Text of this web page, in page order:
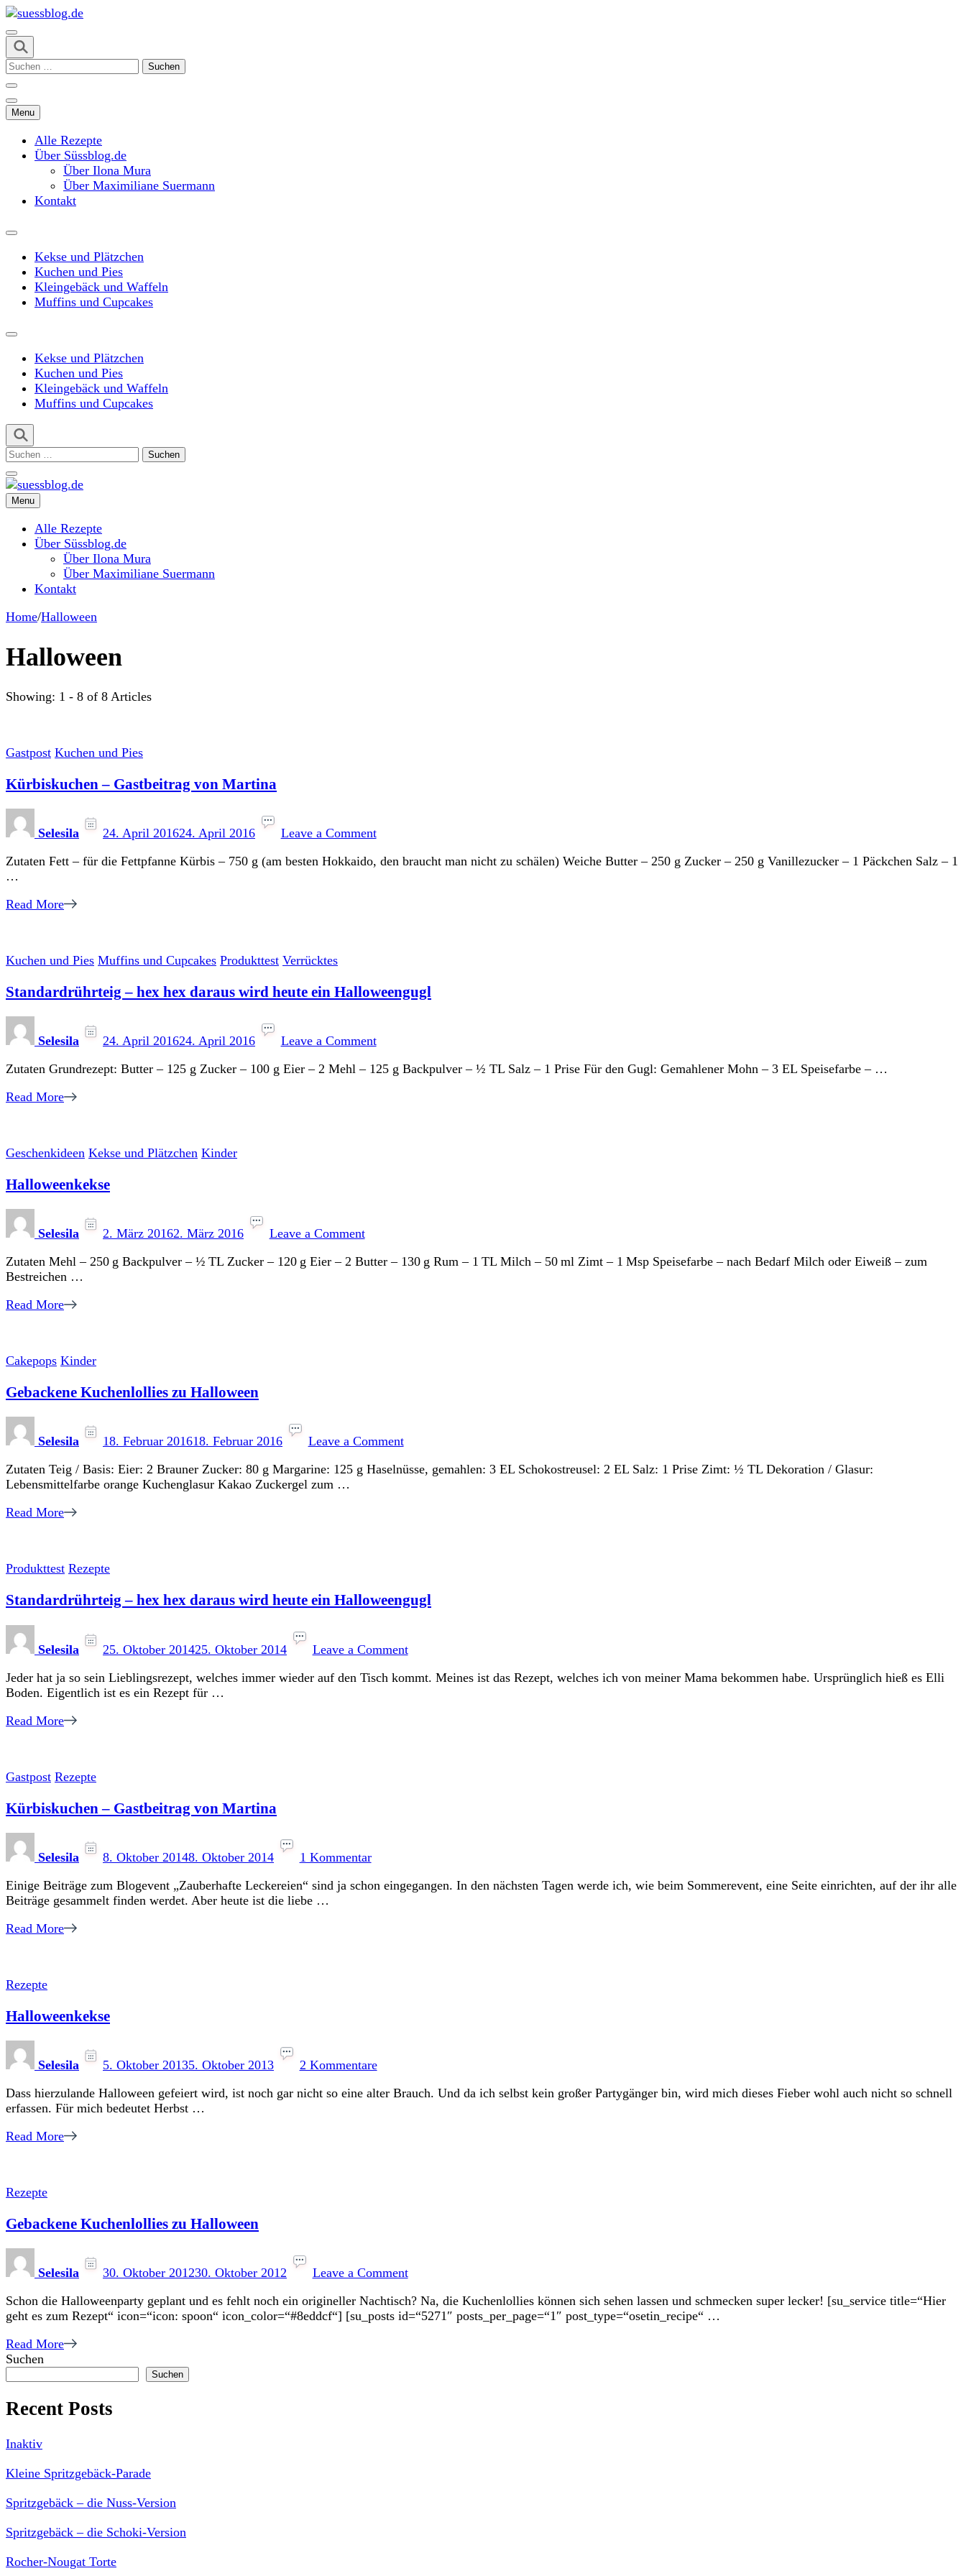
Skip
to
content
(Press
Enter)
suessblog.de
Suchen
Menu
Alle Rezepte
Über Süssblog.de
Über Ilona Mura
Über Maximiliane Suermann
Kontakt
Kekse und Plätzchen
Kuchen und Pies
Kleingebäck und Waffeln
Muffins und Cupcakes
Kekse und Plätzchen
Kuchen und Pies
Kleingebäck und Waffeln
Muffins und Cupcakes
Suchen
suessblog.de
Menu
Alle Rezepte
Über Süssblog.de
Über Ilona Mura
Über Maximiliane Suermann
Kontakt
Home/Halloween
Halloween
Showing: 1 - 8 of 8 Articles
Gastpost Kuchen und Pies
Kürbiskuchen – Gastbeitrag von Martina
Selesila 24. April 201624. April 2016 Leave a CommentKürbiskuchen
Gastbeitrag
Zutaten Fett – für die Fettpfanne Kürbis – 750 g (am besten Hokkaido, den braucht man nicht zu schälen) Weiche Butter – 250 g Zucker – 250 g Vanillezucker – 1 Päckchen Salz – 1
…
Read More
Kuchen und Pies Muffins und Cupcakes Produkttest Verrücktes
Standardrührteig – hex hex daraus wird heute ein Halloweengugl
Selesila 24. April 201624. April 2016 Leave a CommentStandardrührteig
hex
Zutaten Grundrezept: Butter – 125 g Zucker – 100 g Eier – 2 Mehl – 125 g Backpulver – ½ TL Salz – 1 Prise Für den Gugl: Gemahlener Mohn – 3 EL Speisefarbe – …
Read More
Geschenkideen Kekse und Plätzchen Kinder
Halloweenkekse
Selesila 2. März 20162. März 2016 Leave a CommentHalloweenkekse
Zutaten Mehl – 250 g Backpulver – ½ TL Zucker – 120 g Eier – 2 Butter – 130 g Rum – 1 TL Milch – 50 ml Zimt – 1 Msp Speisefarbe – nach Bedarf Milch oder Eiweiß – zum
Bestreichen …
Read More
Cakepops Kinder
Gebackene Kuchenlollies zu Halloween
Selesila 18. Februar 201618. Februar 2016 Leave a CommentGebackene
zu
Zutaten Teig / Basis: Eier: 2 Brauner Zucker: 80 g Margarine: 125 g Haselnüsse, gemahlen: 3 EL Schokostreusel: 2 EL Salz: 1 Prise Zimt: ½ TL Dekoration / Glasur:
Lebensmittelfarbe orange Kuchenglasur Kakao Zuckergel zum …
Read More
Produkttest Rezepte
Standardrührteig – hex hex daraus wird heute ein Halloweengugl
Selesila 25. Oktober 201425. Oktober 2014 Leave a CommentStandardrührteig
hex
Jeder hat ja so sein Lieblingsrezept, welches immer wieder auf den Tisch kommt. Meines ist das Rezept, welches ich von meiner Mama bekommen habe. Ursprünglich hieß es Elli
Boden. Eigentlich ist es ein Rezept für …
Read More
Gastpost Rezepte
Kürbiskuchen – Gastbeitrag von Martina
Selesila 8. Oktober 20148. Oktober 2014 1 KommentarKürbiskuchen
Gastbeitrag
Einige Beiträge zum Blogevent „Zauberhafte Leckereien“ sind ja schon eingegangen. In den nächsten Tagen werde ich, wie beim Sommerevent, eine Seite einrichten, auf der ihr alle
Beiträge gesammelt finden werdet. Aber heute ist die liebe …
Read More
Rezepte
Halloweenkekse
Selesila 5. Oktober 20135. Oktober 2013 2 KommentareHalloweenkekse
Dass hierzulande Halloween gefeiert wird, ist noch gar nicht so eine alter Brauch. Und da ich selbst kein großer Partygänger bin, wird mich dieses Fieber wohl auch nicht so schnell
erfassen. Für mich bedeutet Herbst …
Read More
Rezepte
Gebackene Kuchenlollies zu Halloween
Selesila 30. Oktober 201230. Oktober 2012 Leave a CommentGebackene
zu
Halloween
Schon die Halloweenparty geplant und es fehlt noch ein origineller Nachtisch? Na, die Kuchenlollies können sich sehen lassen und schmecken super lecker! [su_service title=“Hier
geht es zum Rezept“ icon=“icon: spoon“ icon_color=“#8eddcf“] [su_posts id=“5271″ posts_per_page=“1″ post_type=“osetin_recipe“ …
Read More
Suchen
Suchen
Recent Posts
Inaktiv
Kleine Spritzgebäck-Parade
Spritzgebäck – die Nuss-Version
Spritzgebäck – die Schoki-Version
Rocher-Nougat Torte